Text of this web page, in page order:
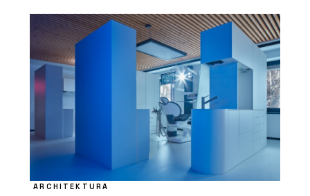
PRODUKTY
Akustické podhledy Rigiton - Rigips
ARCHITEKTURA